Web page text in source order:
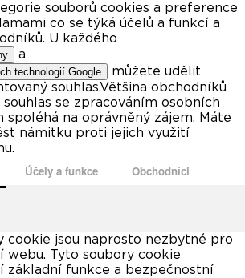
souborů cookies a preference
co se týká účelů a funkcí a
U každého
a
technologií Google
můžete udělit
souhlas.Většina obchodníků
se zpracováním osobních
spoléhá na oprávněný zájem. Máte
námitku proti jejich využití
Účely a funkce Obchodníci
cookie jsou naprosto nezbytné pro
webu. Tyto soubory cookie
základní funkce a bezpečnostní